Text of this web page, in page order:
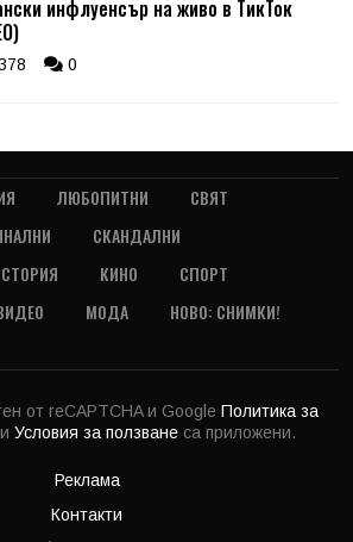
инфлуенсър на живо в ТикТок
0
ЛЮБОПИТНИ
СВЯТ
СКАНДАЛНИ
КИНО
СПОРТ
МОДА
НОВО: СНИМКИ!
от reCAPTCHA и Google Политика за
и Условия за ползване са приложени.
Реклама
Контакти